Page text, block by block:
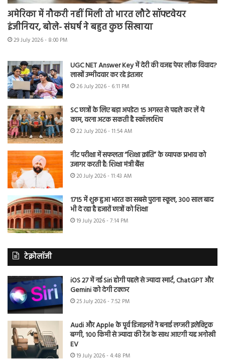
अमेरिका में नौकरी नहीं मिली तो भारत लौटे सॉफ्टवेयर
इंजीनियर, बोले- संघर्ष ने बहुत कुछ सिखाया
29 July 2026 - 8:00 PM
UGC NET Answer Key में देरी की वजह पेपर लीक विवाद?
लाखों उम्मीदवार कर रहे इंतजार
26 July 2026 - 6:11 PM
SC छात्रों के लिए बड़ा अपडेट! 15 अगस्त से पहले कर लें ये
काम, वरना अटक सकती है स्कॉलरशिप
22 July 2026 - 11:54 AM
नीट परीक्षा में सफलता “शिक्षा क्रांति” के व्यापक प्रभाव को
उजागर करती है: शिक्षा मंत्री बैंस
20 July 2026 - 11:43 AM
1715 में शुरू हुआ भारत का सबसे पुराना स्कूल, 300 साल बाद
भी दे रहा है हजारों छात्रों को शिक्षा
19 July 2026 - 7:14 PM
टेक्नोलॉजी
iOS 27 में नई Siri होगी पहले से ज्यादा स्मार्ट, ChatGPT और
Gemini को देगी टक्कर
25 July 2026 - 7:52 PM
Audi और Apple के पूर्व डिजाइनरों ने बनाई लग्जरी इलेक्ट्रिक
बग्गी, 100 किमी से ज्यादा की रेंज के साथ आएगी यह अनोखी
EV
19 July 2026 - 4:48 PM